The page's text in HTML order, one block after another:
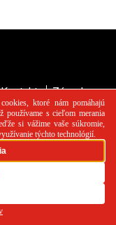
Kontakt
Zásady